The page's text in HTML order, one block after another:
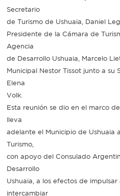
Secretario
de Turismo de Ushuaia, Daniel
Presidente de la Cámara de
Agencia
de Desarrollo Ushuaia, Marcelo
Municipal Nestor Tissot junto a su
Elena
Volk.
Esta reunión se dio en el marco
lleva
adelante el Municipio de Ushuaia
Turismo,
con apoyo del Consulado
Desarrollo
Ushuaia, a los efectos de
intercambiar